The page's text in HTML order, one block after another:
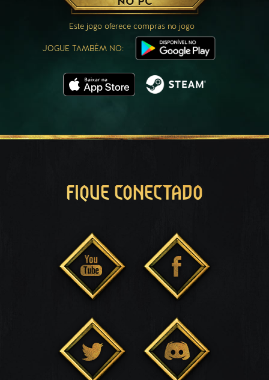
Este jogo oferece compras no jogo
JOGUE TAMBÉM NO:
FIQUE CONECTADO